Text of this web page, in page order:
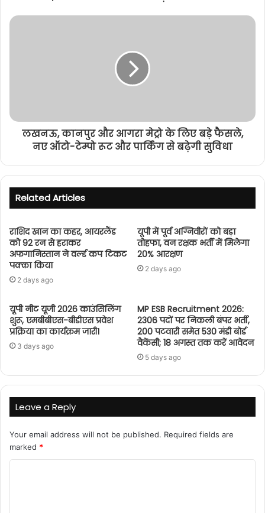
लखनऊ, कानपुर और आगरा मेट्रो के लिए बड़े फैसले,
नए ऑटो-टेम्पो रूट और पार्किंग से बढ़ेगी सुविधा
Related Articles
राशिद खान का कहर, आयरलैंड
को 92 रन से हराकर
अफगानिस्तान ने वर्ल्ड कप टिकट
पक्का किया
2 days ago
यूपी में पूर्व अग्निवीरों को बड़ा
तोहफा, वन रक्षक भर्ती में मिलेगा
20% आरक्षण
2 days ago
यूपी नीट यूजी 2026 काउंसिलिंग
शुरू, एमबीबीएस-बीडीएस प्रवेश
प्रक्रिया का कार्यक्रम जारी।
3 days ago
MP ESB Recruitment 2026:
2306 पदों पर निकली बंपर भर्ती,
200 पटवारी समेत 530 मंडी बोर्ड
वैकेंसी; 18 अगस्त तक करें आवेदन
5 days ago
Leave a Reply
Your email address will not be published. Required fields are
marked *